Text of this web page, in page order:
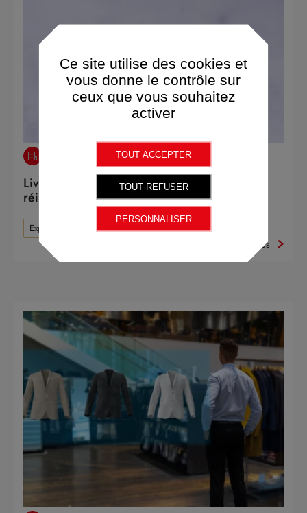
Livestream shopping : la relation client
réinventée
Expérience client Retail
Plus d'infos
Ce site utilise des cookies et
vous donne le contrôle sur
ceux que vous souhaitez
activer
TOUT ACCEPTER
TOUT REFUSER
PERSONNALISER